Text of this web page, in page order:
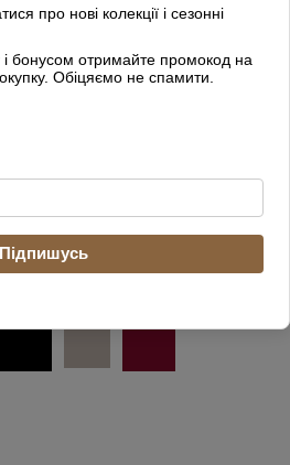
про нові колекції і сезонні
і бонусом отримайте промокод на
Обіцяємо не спамити.
Підпишусь